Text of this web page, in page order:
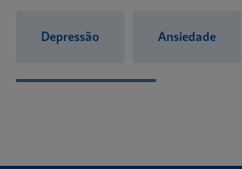
Depressão Ansiedade